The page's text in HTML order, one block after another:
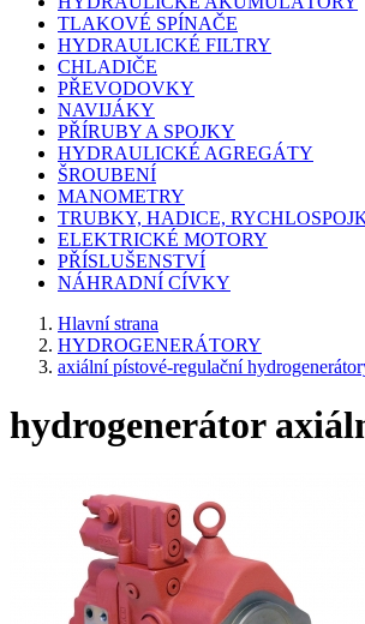
TLAKOVÉ SPÍNAČE
HYDRAULICKÉ FILTRY
CHLADIČE
PŘEVODOVKY
NAVIJÁKY
PŘÍRUBY A SPOJKY
HYDRAULICKÉ AGREGÁTY
ŠROUBENÍ
MANOMETRY
TRUBKY, HADICE,
ELEKTRICKÉ MOTORY
PŘÍSLUŠENSTVÍ
NÁHRADNÍ CÍVKY
Hlavní strana
HYDROGENERÁTORY
axiální pístové-regulační
hydrogenerátor